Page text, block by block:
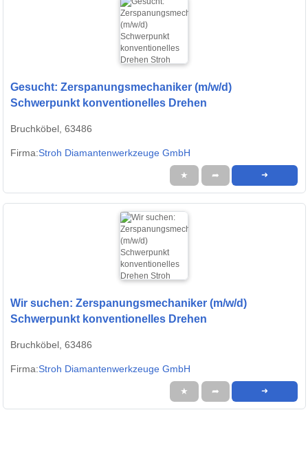
Gesucht: Zerspanungsmechaniker (m/w/d)
Schwerpunkt konventionelles Drehen
Bruchköbel, 63486
Firma:Stroh Diamantenwerkzeuge GmbH
★ ➦ ➜
Wir suchen: Zerspanungsmechaniker (m/w/d)
Schwerpunkt konventionelles Drehen
Bruchköbel, 63486
Firma:Stroh Diamantenwerkzeuge GmbH
★ ➦ ➜